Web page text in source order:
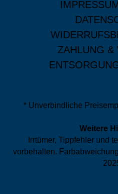
ZAHLUNG &
* Unverbindliche
Weitere
Irrtümer, Tippfehler und
vorbehalten.